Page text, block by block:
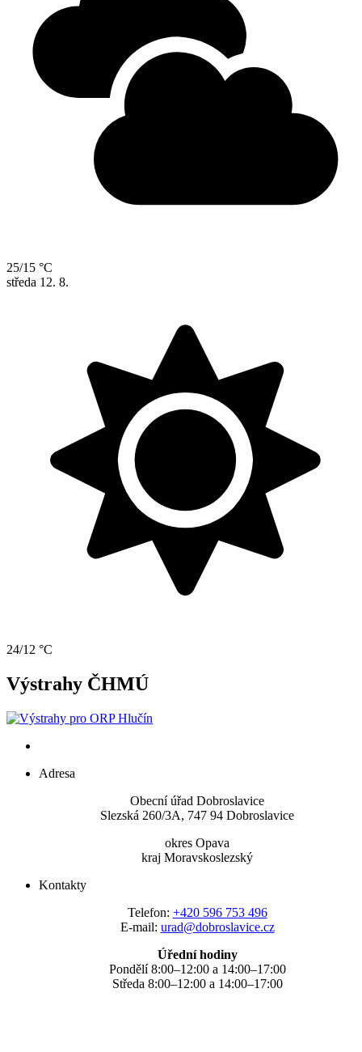
25/15 °C
středa 12. 8.
24/12 °C
Výstrahy ČHMÚ
Adresa
Obecní úřad Dobroslavice
Slezská 260/3A, 747 94 Dobroslavice
okres Opava
kraj Moravskoslezský
Kontakty
Telefon: +420 596 753 496
E-mail: urad@dobroslavice.cz
Úřední hodiny
Pondělí 8:00–12:00 a 14:00–17:00
Středa 8:00–12:00 a 14:00–17:00